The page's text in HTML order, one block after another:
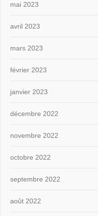
mai 2023
avril 2023
mars 2023
février 2023
janvier 2023
décembre 2022
novembre 2022
octobre 2022
septembre 2022
août 2022